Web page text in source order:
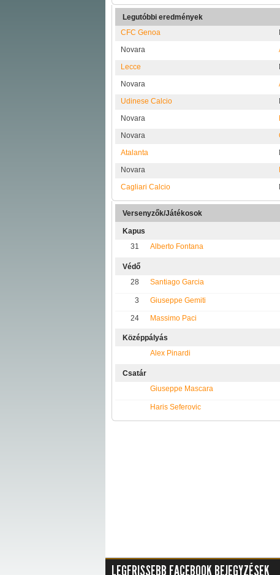
Legutóbbi eredmények
CFC Genoa
Novara
Lecce
Novara
Udinese Calcio
Novara
Novara
Atalanta
Novara
Cagliari Calcio
Versenyzők/Játékosok
Kapus
31
Alberto Fontana
Védő
28
Santiago Garcia
3 Giuseppe Gemiti
24 Massimo Paci
Középpályás
Alex Pinardi
Csatár
Giuseppe Mascara
Haris Seferovic
LEGFRISSEBB FACEBOOK BEJEGYZÉSEK